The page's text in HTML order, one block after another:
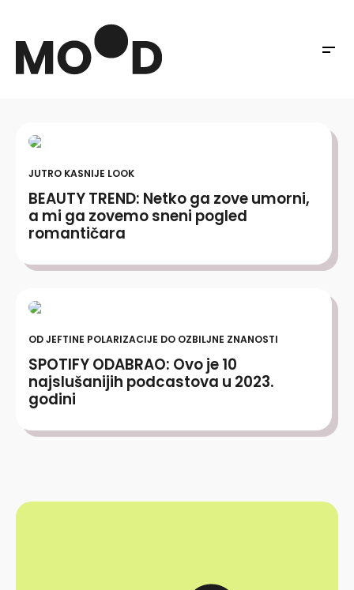
JUTRO KASNIJE LOOK
BEAUTY TREND: Netko ga zove umorni,
a mi ga zovemo sneni pogled
romantičara
OD JEFTINE POLARIZACIJE DO OZBILJNE ZNANOSTI
SPOTIFY ODABRAO: Ovo je 10
najslušanijih podcastova u 2023.
godini